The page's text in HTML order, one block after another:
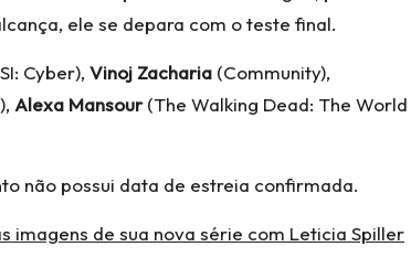
ele se depara com o teste final.
Cyber), Vinoj Zacharia (Community),
Alexa Mansour(The Walking Dead: The World
não possui data de estreia confirmada.
imagens de sua nova série com Leticia Spiller